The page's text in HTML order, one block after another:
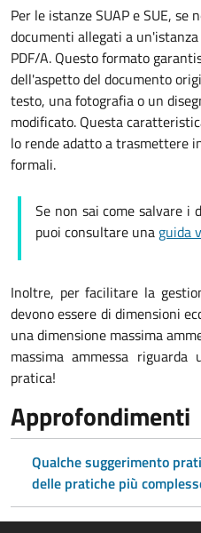
Per le istanze SUAP e SUE,
documenti allegati a
PDF/A. Questo formato
dell'aspetto del documento
testo, una fotografia o un
modificato. Questa
lo rende adatto a trasmettere
formali.
Se non sai come salvare i
puoi consultare una guida
Inoltre, per facilitare la
devono essere di dimensioni
una dimensione massima
massima ammessa
pratica!
Approfondimenti
Qualche suggerimento
delle pratiche più